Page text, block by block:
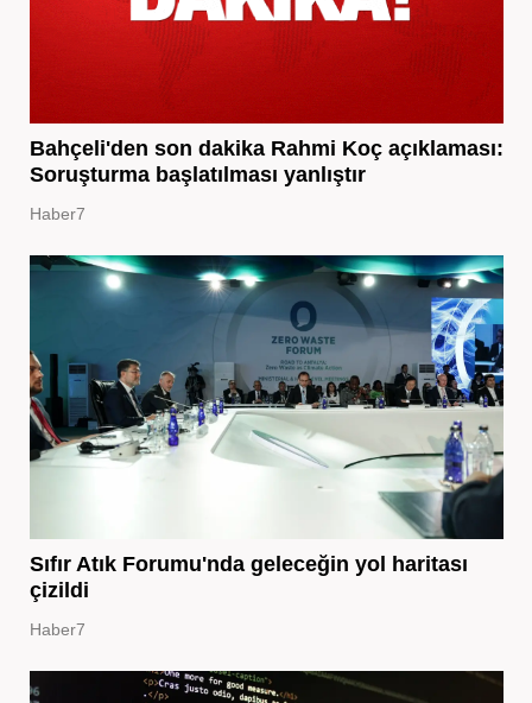
Bahçeli'den son dakika Rahmi Koç açıklaması:
Soruşturma başlatılması yanlıştır
Haber7
Sıfır Atık Forumu'nda geleceğin yol haritası
çizildi
Haber7